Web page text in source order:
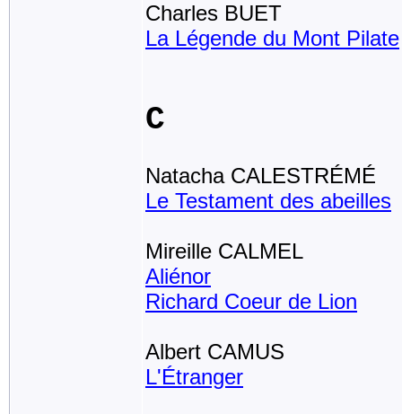
Charles BUET
La Légende du Mont Pilate
C
Natacha CALESTRÉMÉ
Le Testament des abeilles
Mireille CALMEL
Aliénor
Richard Coeur de Lion
Albert CAMUS
L'Étranger